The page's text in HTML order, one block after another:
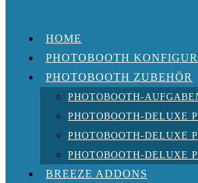
HOME
PHOTOBOOTH
PHOTOBOOTH ZUBEHÖR
PHOTOBOOTH-
PHOTOBOOTH-DELUXE
PHOTOBOOTH-DELUXE
PHOTOBOOTH-DELUXE
BREEZE ADDONS